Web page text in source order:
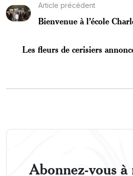
Article précédent
Bienvenue à l’école
Les fleurs de cerisiers
Abonnez-vous